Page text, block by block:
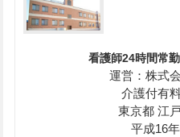
看護師24時間常
運営：株式
介護付有
東京都 江
平成16